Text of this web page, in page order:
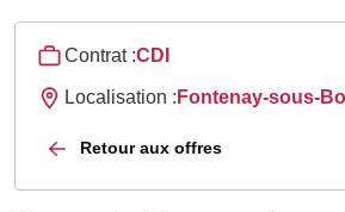
Contrat :CDI
Localisation : Fontenay-sous-
Retour aux offres